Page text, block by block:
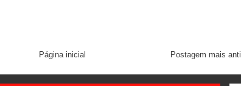
Postagem mais
Página inicial